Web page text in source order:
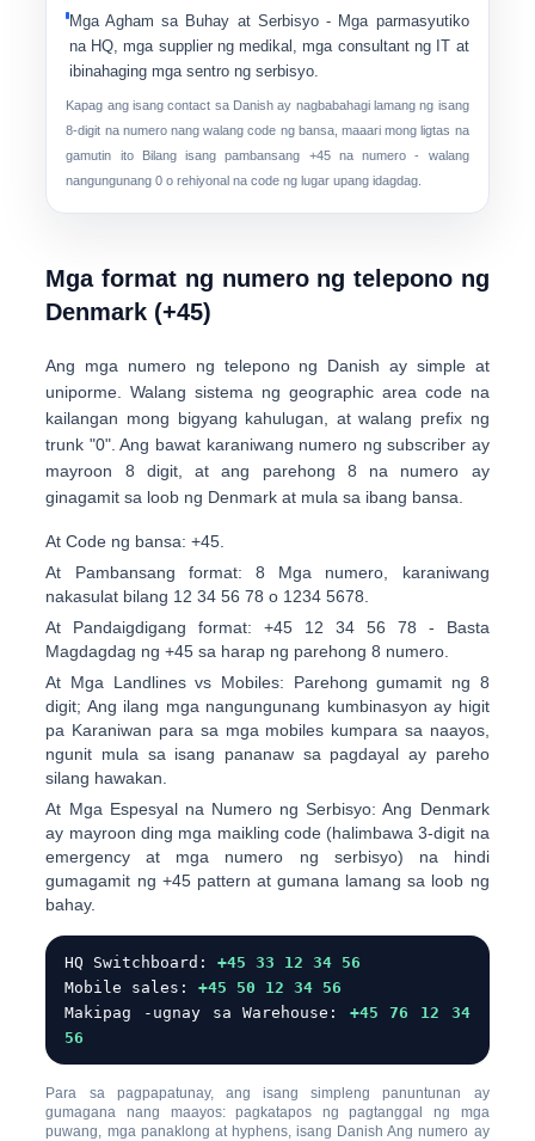
Mga Agham sa Buhay at Serbisyo- Mga parmasyutiko
na HQ, mga supplier ng medikal, mga consultant ng IT at
ibinahaging mga sentro ng serbisyo.
Kapag ang isang contact sa Danish ay nagbabahagi lamang ng isang
8-digit na numero nang walang code ng bansa, maaari mong ligtas na
gamutin ito Bilang isang pambansang +45 na numero - walang
nangungunang 0 o rehiyonal na code ng lugar upang idagdag.
Mga format ng numero ng telepono ng
Denmark (+45)
Ang mga numero ng telepono ng Danish ay simple at
uniporme . Walang sistema ng geographic area code na
kailangan mong bigyang kahulugan, at walang prefix ng
trunk "0". Ang bawat karaniwang numero ng subscriber ay
mayroon 8 digit, at ang parehong 8 na numero ay
ginagamit sa loob ng Denmark at mula sa ibang bansa.
AtCode ng bansa: +45
At Pambansang format: 8 Mga numero, karaniwang
nakasulat bilang 12 34 56 78 o 1234 5678
At Pandaigdigang format: +45 12 34 56 78 - Basta
Magdagdag ng +45 sa harap ng parehong 8 numero.
At Mga Landlines vs Mobiles: Parehong gumamit ng 8
digit; Ang ilang mga nangungunang kumbinasyon ay higit
pa Karaniwan para sa mga mobiles kumpara sa naayos,
ngunit mula sa isang pananaw sa pagdayal ay pareho
silang hawakan.
At Mga Espesyal na Numero ng Serbisyo: Ang Denmark
ay mayroon ding mga maikling code (halimbawa 3-digit na
emergency at mga numero ng serbisyo) na hindi
gumagamit ng +45 pattern at gumana lamang sa loob ng
bahay.
HQ Switchboard:+45 33 12 34 56
Mobile sales:+45 50 12 34 56
Makipag -ugnay sa Warehouse: +45 76 12 34
56
Para sa pagpapatunay, ang isang simpleng panuntunan ay
gumagana nang maayos: pagkatapos ng pagtanggal ng mga
puwang, mga panaklong at hyphens, isang Danish Ang numero ay